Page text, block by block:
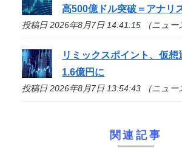
高500億ドル突破＝アナリ
投稿日 2026年8月7日 14:41:15 （ニュー
リミックスポイント、仮
1.6億円に
投稿日 2026年8月7日 13:54:43 （ニュー
関連記事